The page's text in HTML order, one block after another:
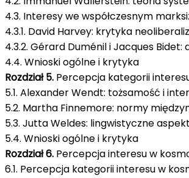
4.3. Interesy we współczesnym
4.3.1. David Harvey: krytyka
4.3.2. Gérard Duménil i Jacques
4.4. Wnioski ogólne i krytyka
Rozdział 5. Percepcja kategorii
5.1. Alexander Wendt: tożsamość i
5.2. Martha Finnemore: normy
5.3. Jutta Weldes: lingwistyczne
5.4. Wnioski ogólne i krytyka
Rozdział 6. Percepcja interesu w
6.1. Percepcja kategorii interesu w